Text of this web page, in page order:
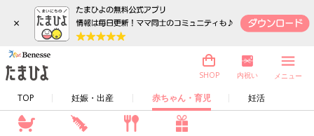
×
TOP 妊娠・出産 赤ちゃん・育児 妊活
SHOP 内祝い メニュー